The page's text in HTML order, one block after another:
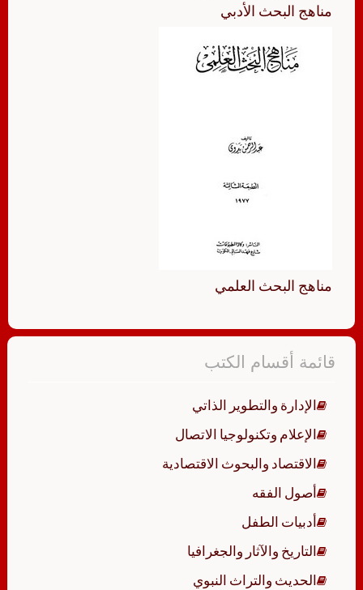
مناهج البحث الأدبي
مناهج البحث العلمي
قائمة أقسام الكتب
الإدارة والتطوير الذاتي
الإعلام وتكنولوجيا الاتصال
الاقتصاد والبحوث الاقتصادية
أصول الفقه
أدبيات الطفل
التاريخ والآثار والجغرافيا
الحديث والتراث النبوي